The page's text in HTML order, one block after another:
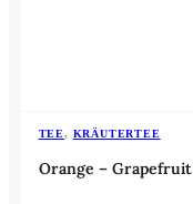
TEE, KRÄUTERTEE
Orange – Grapefruit